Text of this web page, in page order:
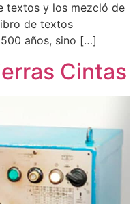
textos y los mezcló de
de textos
años, sino […]
Cintas